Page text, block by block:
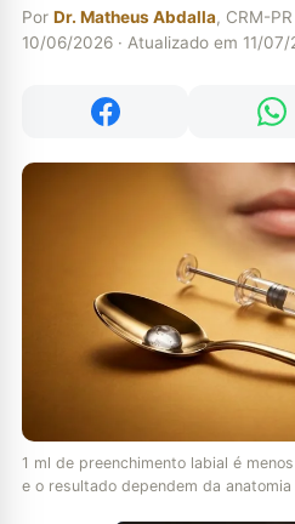
Por Dr. Matheus Abdalla, CRM-
10/06/2026 · Atualizado em 11/
Compartilhar no
1 ml de preenchimento labial é
e o resultado dependem da anatomia